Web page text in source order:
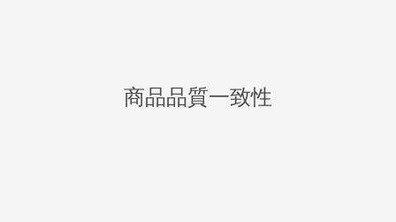
商品品質一致性